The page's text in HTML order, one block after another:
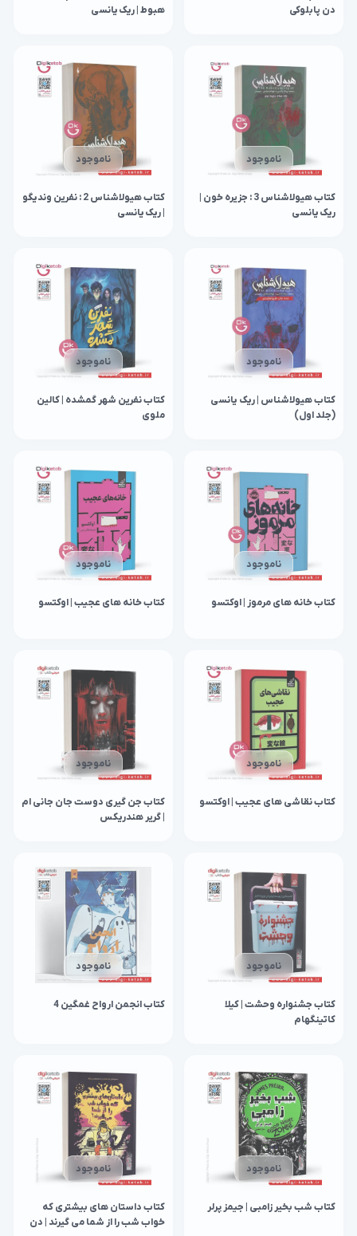
دن پابلوکی
هبوط | ریک یانسی
ناموجود
کتاب هیولاشناس 3 : جزیره خون |
ریک یانسی
ناموجود
کتاب هیولاشناس 2 : نفرین وندیگو
| ریک یانسی
ناموجود
کتاب هیولاشناس | ریک یانسی
(جلد اول)
ناموجود
کتاب نفرین شهر گمشده | کالین
ملوی
ناموجود
کتاب خانه های مرموز | اوکتسو
ناموجود
کتاب خانه‌ های عجیب | اوکتسو
ناموجود
کتاب نقاشی‌ های عجیب | اوکتسو
ناموجود
کتاب جن گیری دوست جان جانی ام
| گریر هندریکس
ناموجود
کتاب جشنواره وحشت | کیلا
کاتینگهام
ناموجود
کتاب انجمن ارواح غمگین 4
ناموجود
کتاب شب بخیر زامبی | جیمز پرلر
ناموجود
کتاب داستان های بیشتری که
خواب شب را از شما می گیرند | دن